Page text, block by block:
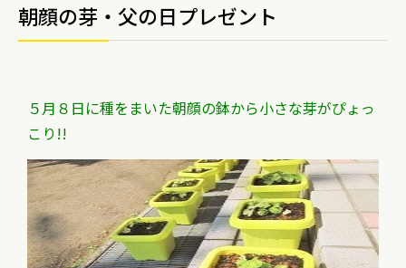
朝顔の芽・父の日プレゼント
５月８日に種をまいた朝顔の鉢から小さな芽がぴょっ
こり!!